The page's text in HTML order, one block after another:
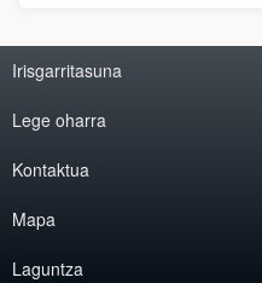
Irisgarritasuna
Lege oharra
Kontaktua
Mapa
Laguntza